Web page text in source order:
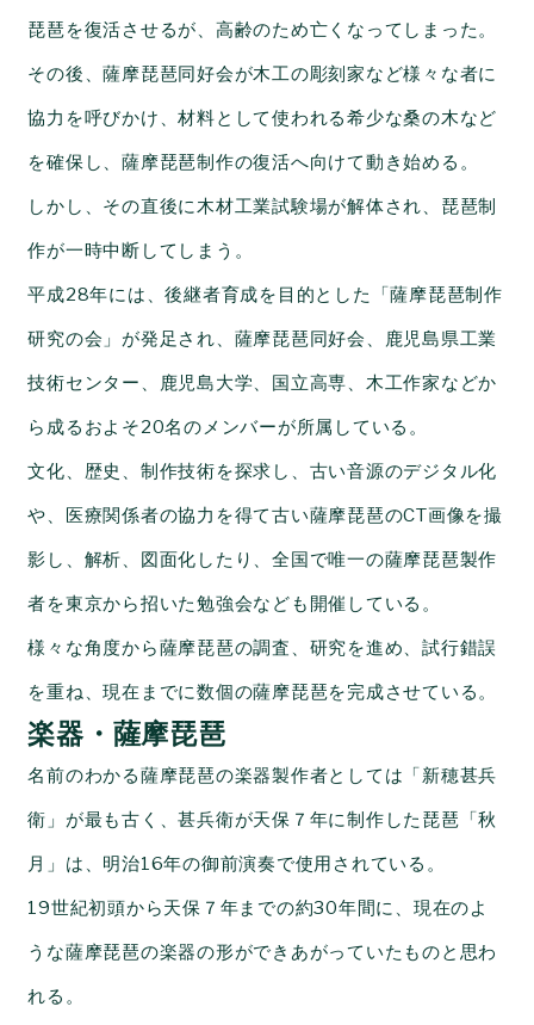
琵琶を復活させるが、高齢のため亡くなってしまった。
その後、薩摩琵琶同好会が木工の彫刻家など様々な者に
協力を呼びかけ、材料として使われる希少な桑の木など
を確保し、薩摩琵琶制作の復活へ向けて動き始める。
しかし、その直後に木材工業試験場が解体され、琵琶制
作が一時中断してしまう。
平成28年には、後継者育成を目的とした「薩摩琵琶制作
研究の会」が発足され、薩摩琵琶同好会、鹿児島県工業
技術センター、鹿児島大学、国立高専、木工作家などか
ら成るおよそ20名のメンバーが所属している。
文化、歴史、制作技術を探求し、古い音源のデジタル化
や、医療関係者の協力を得て古い薩摩琵琶のCT画像を撮
影し、解析、図面化したり、全国で唯一の薩摩琵琶製作
者を東京から招いた勉強会なども開催している。
様々な角度から薩摩琵琶の調査、研究を進め、試行錯誤
を重ね、現在までに数個の薩摩琵琶を完成させている。
楽器・薩摩琵琶
名前のわかる薩摩琵琶の楽器製作者としては「新穂甚兵
衛」が最も古く、甚兵衛が天保７年に制作した琵琶「秋
月」は、明治16年の御前演奏で使用されている。
19世紀初頭から天保７年までの約30年間に、現在のよ
うな薩摩琵琶の楽器の形ができあがっていたものと思わ
れる。